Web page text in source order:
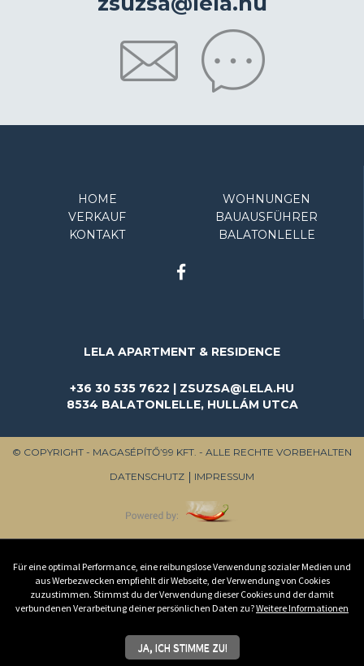
HOME
WOHNUNGEN
VERKAUF
BAUAUSFÜHRER
KONTAKT
BALATONLELLE
LELA APARTMENT & RESIDENCE
+36 30 535 7622 | ZSUZSA@LELA.HU
8534 BALATONLELLE, HULLÁM UTCA
© COPYRIGHT - MAGASÉPÍTŐ’99 KFT. - ALLE RECHTE VORBEHALTEN
DATENSCHUTZ
IMPRESSUM
Für eine optimal Performance, eine reibungslose Verwendung sozialer Medien und
aus Werbezwecken empfiehlt dir Webseite, der Verwendung von Cookies
zuzustimmen. Stimmst du der Verwendung dieser Cookies und der damit
verbundenen Verarbeitung deiner persönlichen Daten zu?Weitere Informationen
JA, ICH STIMME ZU!